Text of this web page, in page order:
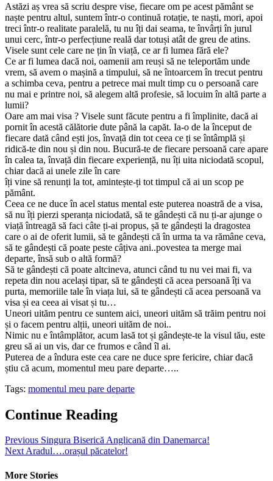
Astăzi aș vrea să scriu despre vise, fiecare om pe acest pământ se
naște pentru altul, suntem într-o continuă rotație, te naști, mori, apoi
treci într-o realitate paralelă, tu nu îți dai seama, te învârți în jurul
unui cerc, într-o perfecțiune reală dar totuși atât de greu de atins.
Visele sunt cele care ne țin în viață, ce ar fi lumea fără ele?
Ce ar fi lumea dacă noi, oamenii am reuși să ne teleportăm unde
vrem, să avem o mașină a timpului, să ne întoarcem în trecut pentru
a schimba ceva, pentru a petrece mai mult timp cu o persoană care
nu mai e printre noi, să alegem altă profesie, să locuim în altă parte a
lumii?
Oare am mai visa ? Visele sunt făcute pentru a fi împlinite, dacă ai
pornit în acestă călătorie dute până la capăt. Ia-o de la început de
fiecare dată când ești jos, învață din tot ceea ce ți se întâmplă și
ridică-te din nou și din nou. Bucură-te de fiecare persoană care apare
în calea ta, învață din fiecare experiență, nu îți uita niciodată scopul,
chiar dacă ai unele zile în care
îți vine să renunți la tot, amintește-ți tot timpul că ai un scop pe
pământ.
Ceea ce ne duce în acel status mental este puterea noastră de a visa,
să nu îți pierzi speranța niciodată, să te gândești că nu ți-ar ajunge o
viață întreagă să faci câte ți-ai propus, șă te gândești la dragostea
care o ai de oferit lumii, să te gândești că în urma ta va rămâne ceva,
să te gândești că poate peste câțiva ani..povestea ta merge mai
departe, însă sub o altă formă?
Să te gândești că poate altcineva, atunci când tu nu vei mai fi, va
repeta din nou același tipar, să te gândești că acea persoană îți va
purta, memoriile tale în viața lui, să te gândești că acea persoană va
visa și ea ceea ai visat și tu…
Uneori uităm pentru ce suntem aici, uneori uităm să trăim pentru noi
și o facem pentru alții, uneori uităm de noi..
Nimic nu e întâmplător, acum lasă tot și gândește-te la visul tău, este
greu să ai un vis, dar ce frumos e când îl ai.
Puterea de a îndura este cea care ne duce spre fericire, chiar dacă
știu că acum, momentul meu pare departe…..
Tags: momentul meu pare departe
Continue Reading
Previous Singura Biserică Anglicană din Danemarca!
NextAradul….orașul păcatelor!
More Stories